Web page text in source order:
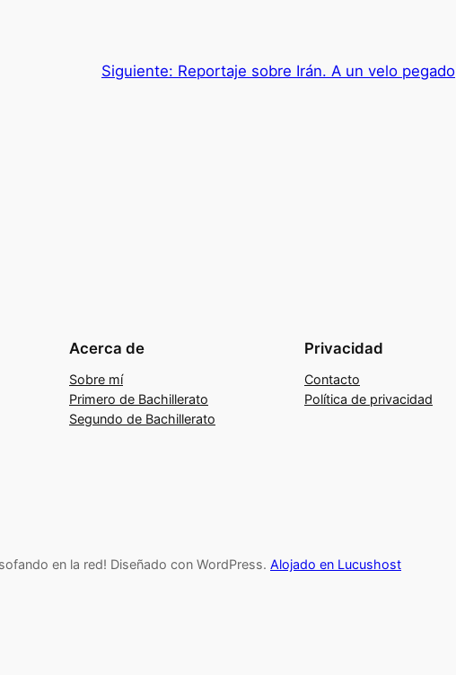
Siguiente: Reportaje sobre Irán. A un velo pegado
Acerca de
Sobre mí
Primero de Bachillerato
Segundo de Bachillerato
Privacidad
Contacto
Política de privacidad
en la red! Diseñado con WordPress. Alojado en Lucushost